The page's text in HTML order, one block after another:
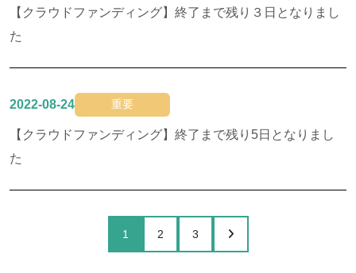
【クラウドファンディング】終了まで残り３日となりまし
た
2022-08-24 重要
【クラウドファンディング】終了まで残り5日となりまし
た
1 2 3